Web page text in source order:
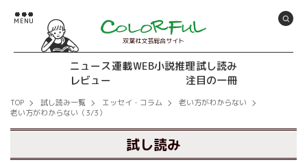
双葉社文芸総合サイト
ニュース連載WEB小説推理試し読み
レビュー
注目の一冊
TOP 試し読み一覧 エッセイ・コラム
老い方がわからない
老い方がわからない（3/3）
試し読み